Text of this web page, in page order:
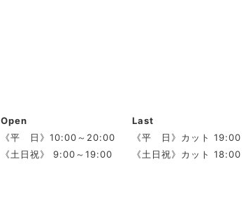
Open
《平 日》10:00～20:00
《土日祝》 9:00～19:00
Last
《平 日》カット 19:00
《土日祝》カット 18:00